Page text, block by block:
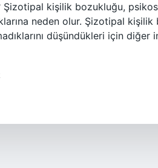
kişilik bozukluğu,
neden olur. Şizotipal kişilik
düşündükleri için diğer